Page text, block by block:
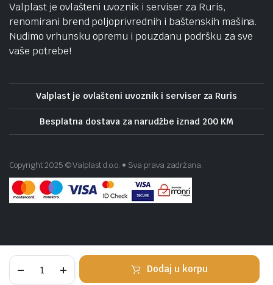
Scheppach
pištolj
Dodaj u korpu
Valplast je ovlašteni uvoznik i serviser za Ruris,
renomirani brend poljoprivrednih i baštenskih mašina.
Nudimo vrhunsku opremu i pouzdanu podršku za sve
vaše potrebe!
Valplast je ovlašteni uvoznik i serviser za Ruris
Besplatna dostava za narudžbe iznad 200 KM
Copyright 2025 © Valplast d.o.o. • Sva prava zadržana.
STORE SEARCH WISHLIST ACCOUNT KATEGORIJE